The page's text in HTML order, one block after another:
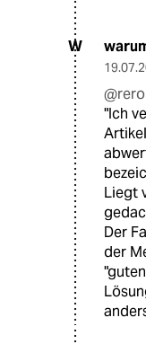
W
"Ich
Liegt
Der
der